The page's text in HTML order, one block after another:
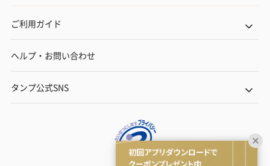
ご利用ガイド
ヘルプ・お問い合わせ
タンプ公式SNS